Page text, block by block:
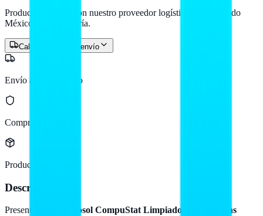
Producto en stock con nuestro proveedor logístico. Llega a todo
México por paquetería.
Calcular costo de envío
Envío a todo México
Compra protegida
Producto original
Descripción
Presentamos el
Aerosol CompuStat Limpiador de Pantallas